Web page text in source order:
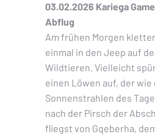
03.02.2026 Kariega
Abflug
Am frühen Morgen
einmal in den Jeep auf
Wildtieren. Vielleicht
einen Löwen auf, der
Sonnenstrahlen des
nach der Pirsch der
fliegst von Gqeberha,